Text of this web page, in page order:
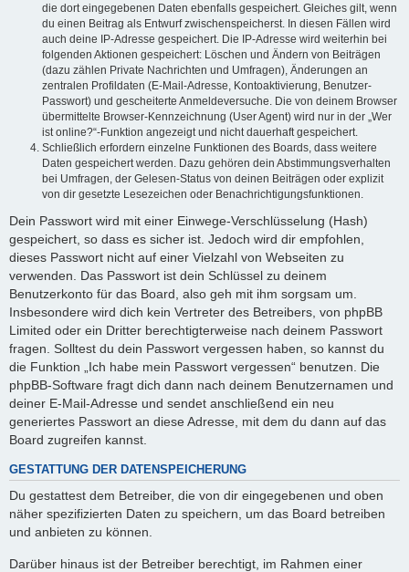
die dort eingegebenen Daten ebenfalls gespeichert. Gleiches gilt, wenn
du einen Beitrag als Entwurf zwischenspeicherst. In diesen Fällen wird
auch deine IP-Adresse gespeichert. Die IP-Adresse wird weiterhin bei
folgenden Aktionen gespeichert: Löschen und Ändern von Beiträgen
(dazu zählen Private Nachrichten und Umfragen), Änderungen an
zentralen Profildaten (E-Mail-Adresse, Kontoaktivierung, Benutzer-
Passwort) und gescheiterte Anmeldeversuche. Die von deinem Browser
übermittelte Browser-Kennzeichnung (User Agent) wird nur in der „Wer
ist online?“-Funktion angezeigt und nicht dauerhaft gespeichert.
Schließlich erfordern einzelne Funktionen des Boards, dass weitere
Daten gespeichert werden. Dazu gehören dein Abstimmungsverhalten
bei Umfragen, der Gelesen-Status von deinen Beiträgen oder explizit
von dir gesetzte Lesezeichen oder Benachrichtigungsfunktionen.
Dein Passwort wird mit einer Einwege-Verschlüsselung (Hash)
gespeichert, so dass es sicher ist. Jedoch wird dir empfohlen,
dieses Passwort nicht auf einer Vielzahl von Webseiten zu
verwenden. Das Passwort ist dein Schlüssel zu deinem
Benutzerkonto für das Board, also geh mit ihm sorgsam um.
Insbesondere wird dich kein Vertreter des Betreibers, von phpBB
Limited oder ein Dritter berechtigterweise nach deinem Passwort
fragen. Solltest du dein Passwort vergessen haben, so kannst du
die Funktion „Ich habe mein Passwort vergessen“ benutzen. Die
phpBB-Software fragt dich dann nach deinem Benutzernamen und
deiner E-Mail-Adresse und sendet anschließend ein neu
generiertes Passwort an diese Adresse, mit dem du dann auf das
Board zugreifen kannst.
GESTATTUNG DER DATENSPEICHERUNG
Du gestattest dem Betreiber, die von dir eingegebenen und oben
näher spezifizierten Daten zu speichern, um das Board betreiben
und anbieten zu können.
Darüber hinaus ist der Betreiber berechtigt, im Rahmen einer